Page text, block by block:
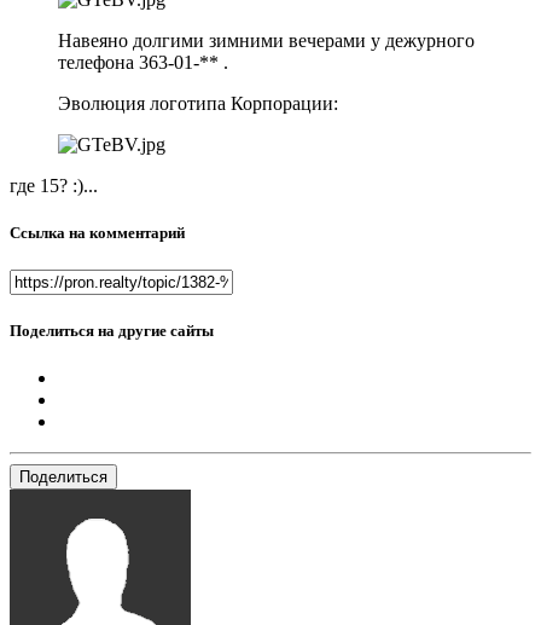
Навеяно долгими зимними вечерами у дежурного
телефона 363-01-** .
Эволюция логотипа Корпорации:
где 15? :)...
Ссылка на комментарий
Поделиться на другие сайты
Поделиться